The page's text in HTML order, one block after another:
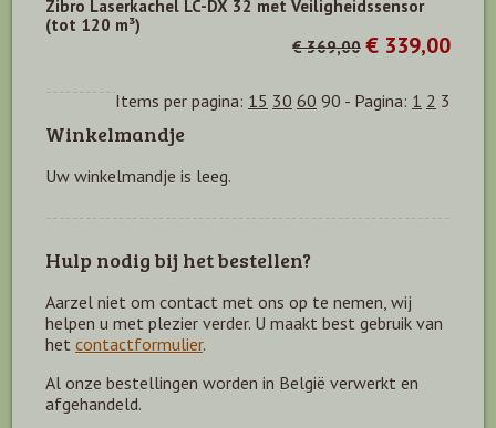
Zibro Laserkachel LC-DX 32 met Veiligheidssensor
(tot 120 m³)
€ 369,00 € 339,00
Items per pagina: 15 30 60 90 - Pagina: 1 2 3
Winkelmandje
Uw winkelmandje is leeg.
Hulp nodig bij het bestellen?
Aarzel niet om contact met ons op te nemen, wij
helpen u met plezier verder. U maakt best gebruik van
het contactformulier.
Al onze bestellingen worden in België verwerkt en
afgehandeld.